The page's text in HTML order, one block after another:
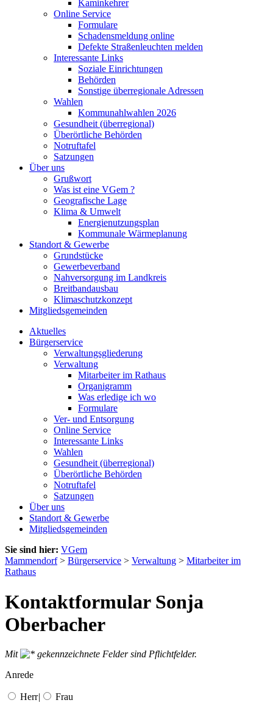
Kaminkehrer
Online Service
Formulare
Schadensmeldung online
Defekte Straßenleuchten melden
Interessante Links
Soziale Einrichtungen
Behörden
Sonstige überregionale Adressen
Wahlen
Kommunahlwahlen 2026
Gesundheit (überregional)
Überörtliche Behörden
Notruftafel
Satzungen
Über uns
Grußwort
Was ist eine VGem ?
Geografische Lage
Klima & Umwelt
Energienutzungsplan
Kommunale Wärmeplanung
Standort & Gewerbe
Grundstücke
Gewerbeverband
Nahversorgung im Landkreis
Breitbandausbau
Klimaschutzkonzept
Mitgliedsgemeinden
Aktuelles
Bürgerservice
Verwaltungsgliederung
Verwaltung
Mitarbeiter im Rathaus
Organigramm
Was erledige ich wo
Formulare
Ver- und Entsorgung
Online Service
Interessante Links
Wahlen
Gesundheit (überregional)
Überörtliche Behörden
Notruftafel
Satzungen
Über uns
Standort & Gewerbe
Mitgliedsgemeinden
Sie sind hier: VGem
Mammendorf> Bürgerservice > Verwaltung > Mitarbeiter im
Rathaus
Kontaktformular Sonja
Oberbacher
Mit
gekennzeichnete Felder sind Pflichtfelder.
Anrede
Herr| Frau